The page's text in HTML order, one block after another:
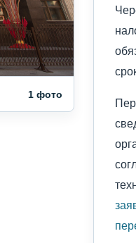
1 фото